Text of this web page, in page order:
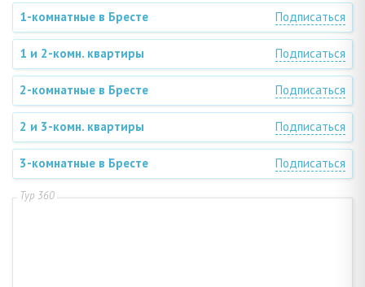
1-комнатные в Бресте Подписаться
1 и 2-комн. квартиры Подписаться
2-комнатные в Бресте Подписаться
2 и 3-комн. квартиры Подписаться
3-комнатные в Бресте Подписаться